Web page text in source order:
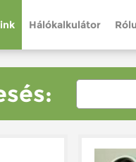
Hálókalkulátor